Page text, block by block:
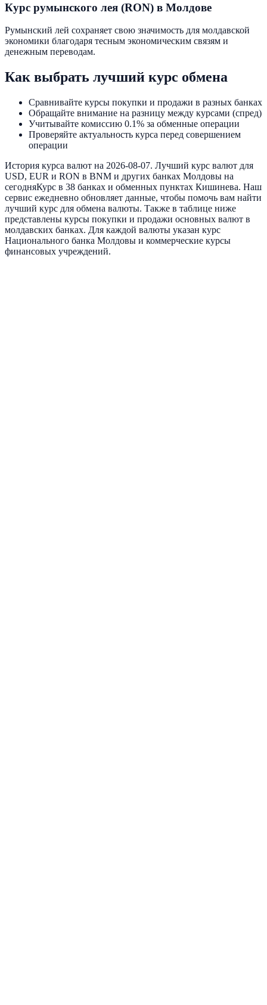
Курс румынского лея (RON) в Молдове
Румынский лей сохраняет свою значимость для молдавской
экономики благодаря тесным экономическим связям и
денежным переводам.
Как выбрать лучший курс обмена
Сравнивайте курсы покупки и продажи в разных банках
Обращайте внимание на разницу между курсами (спред)
Учитывайте комиссию 0.1% за обменные операции
Проверяйте актуальность курса перед совершением
операции
История курса валют на 2026-08-07. Лучший курс валют для
USD, EUR и RON в BNM и других банках Молдовы на
сегодняКурс в 38 банках и обменных пунктах Кишинева. Наш
сервис ежедневно обновляет данные, чтобы помочь вам найти
лучший курс для обмена валюты. Также в таблице ниже
представлены курсы покупки и продажи основных валют в
молдавских банках. Для каждой валюты указан курс
Национального банка Молдовы и коммерческие курсы
финансовых учреждений.